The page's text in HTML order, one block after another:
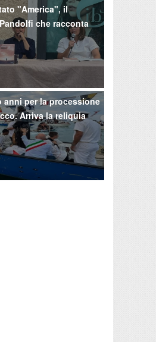
"America", il
che racconta
anni per la processione
Arriva la reliquia